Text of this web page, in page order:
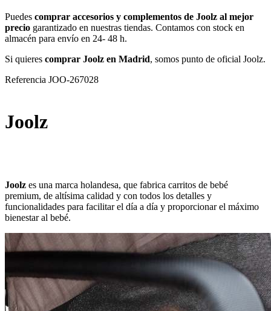
Puedes comprar accesorios y complementos de Joolz al mejor
precio garantizado en nuestras tiendas. Contamos con stock en
almacén para envío en 24- 48 h.
Si quieres comprar Joolz en Madrid, somos punto de oficial Joolz.
Referencia JOO-267028
Joolz
Joolz es una marca holandesa, que fabrica carritos de bebé
premium, de altísima calidad y con todos los detalles y
funcionalidades para facilitar el día a día y proporcionar el máximo
bienestar al bebé.